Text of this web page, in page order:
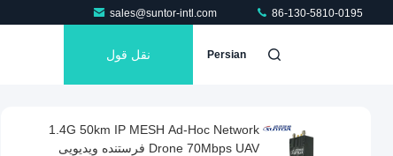
sales@suntor-intl.com 86-130-5810-0195
Persian نقل قول
1.4G 50km IP MESH Ad-Hoc Network
Drone 70Mbps UAV فرستنده ویدیویی